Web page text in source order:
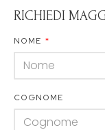
RICHIEDI
NOME
COGNOME